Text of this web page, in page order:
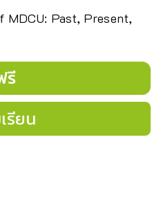
MDCU: Past, Present,
รี
รียน